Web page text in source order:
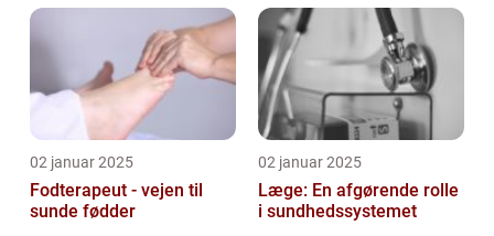
02 januar 2025
Fodterapeut - vejen til
sunde fødder
02 januar 2025
Læge: En afgørende rolle
i sundhedssystemet